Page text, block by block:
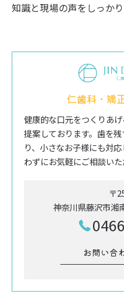
知識と現場の声をしっかり
仁歯科・矯
健康的な口元をつくりあ
提案しております。歯を
り、小さなお子様にも対
わずにお気軽にご相談いた
〒
神奈川県藤沢市湘
お問い合